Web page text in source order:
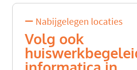
Nabijgelegen locaties
Volg ook